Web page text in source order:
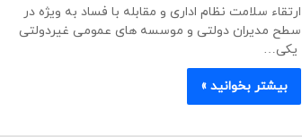
ارتقاء سلامت نظام اداری و مقابله با فساد به ویژه در
سطح مدیران دولتی و موسسه های عمومی غیردولتی
یکی…
بیشتر بخوانید »